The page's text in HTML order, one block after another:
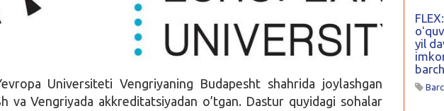
Universiteti Vengriyaning Budapesht shahrida joylashgan
va Vengriyada akkreditatsiyadan o’tgan. Dastur quyidagi sohalar
yil